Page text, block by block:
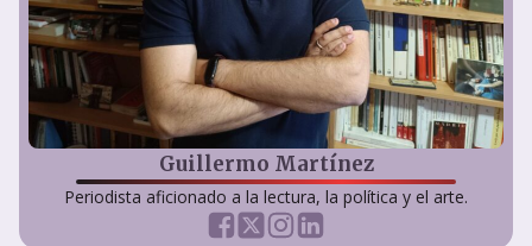
Guillermo Martínez
Periodista aficionado a la lectura, la política y el arte.